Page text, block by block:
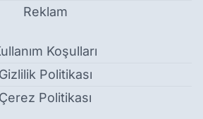
Reklam
Koşulları
Gizlilik Politikası
Çerez Politikası